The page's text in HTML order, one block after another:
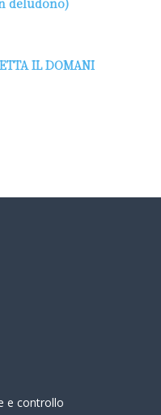
deludono)
IL DOMANI
e controllo